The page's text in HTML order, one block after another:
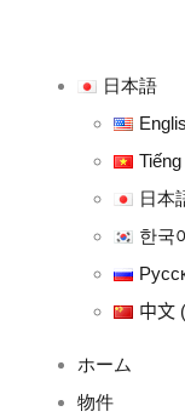
日本語
日本
한국
中文
ホーム
物件